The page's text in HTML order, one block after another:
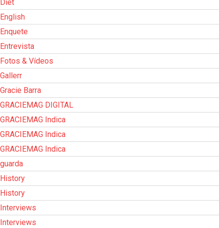
Diet
English
Enquete
Entrevista
Fotos & Vídeos
Gallerr
Gracie Barra
GRACIEMAG DIGITAL
GRACIEMAG Indica
GRACIEMAG Indica
GRACIEMAG Indica
guarda
History
History
Interviews
Interviews